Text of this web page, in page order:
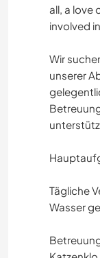
all, a love
involved
Wir
unserer
Tägliche
Wasser